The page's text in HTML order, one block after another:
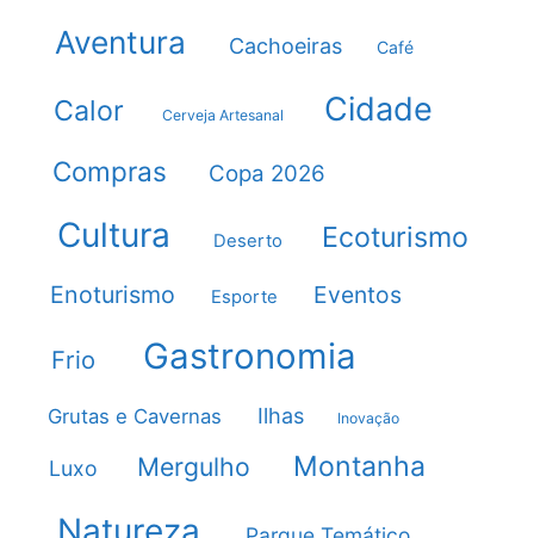
Aventura Cachoeiras Café
Calor Cerveja Artesanal Cidade
Compras Copa 2026
Cultura Deserto Ecoturismo
Enoturismo Esporte Eventos
Frio Gastronomia
Grutas e Cavernas Ilhas Inovação
Luxo Mergulho Montanha